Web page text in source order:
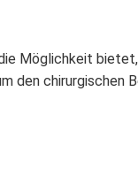
Möglichkeit
den chirurgischen